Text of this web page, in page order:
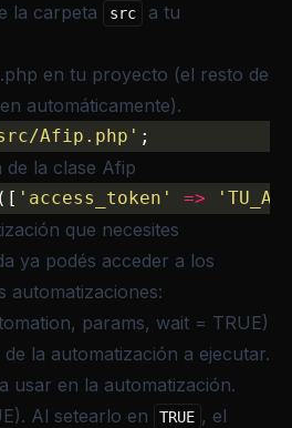
la carpeta
src
a tu
en tu proyecto (el resto de
automáticamente).
Afip.php' ;
de la clase Afip
([ 'access_token' =>
que necesites
ya podés acceder a los
automatizaciones:
params, wait = TRUE)
la automatización a ejecutar.
usar en la automatización.
Al setearlo en TRUE , el